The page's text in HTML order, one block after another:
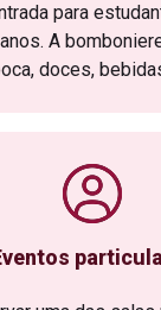
para
A
doces,